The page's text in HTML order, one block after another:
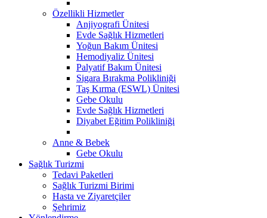
Özellikli Hizmetler
Anjiyografi Ünitesi
Evde Sağlık Hizmetleri
Yoğun Bakım Ünitesi
Hemodiyaliz Ünitesi
Palyatif Bakım Ünitesi
Sigara Bırakma Polikliniği
Taş Kırma (ESWL) Ünitesi
Gebe Okulu
Evde Sağlık Hizmetleri
Diyabet Eğitim Polikliniği
Anne & Bebek
Gebe Okulu
Sağlık Turizmi
Tedavi Paketleri
Sağlık Turizmi Birimi
Hasta ve Ziyaretçiler
Şehrimiz